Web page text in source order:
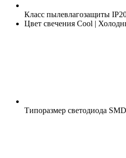
Класс пылевлагозащиты
Цвет свечения Cool |
Типоразмер светодиода